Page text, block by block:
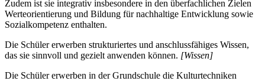
Zudem ist sie integrativ insbesondere in den überfachlichen Zielen
Werteorientierung und Bildung für nachhaltige Entwicklung sowie
Sozialkompetenz enthalten.
Die Schüler erwerben strukturiertes und anschlussfähiges Wissen,
das sie sinnvoll und gezielt anwenden können. [Wissen]
Die Schüler erwerben in der Grundschule die Kulturtechniken